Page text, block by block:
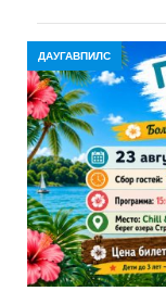
ДАУГАВПИЛС